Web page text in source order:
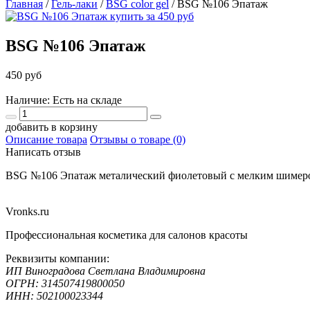
Главная /Гель-лаки /BSG color gel /BSG №106 Эпатаж
BSG №106 Эпатаж
450 руб
Наличие: Есть на складе
добавить в корзину
Описание товара Отзывы о товаре (0)
Написать отзыв
BSG №106 Эпатаж металический фиолетовый с мелким
Vronks.ru
Профессиональная косметика для салонов красоты
Реквизиты компании:
ИП Виноградова Светлана Владимировна
ОГРН: 314507419800050
ИНН: 502100023344